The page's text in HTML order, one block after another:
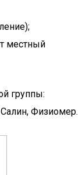
местный
группы:
Физиомер.